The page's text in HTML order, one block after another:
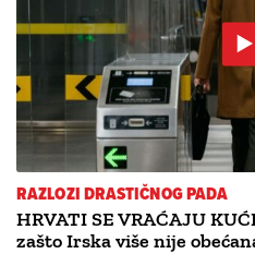
RAZLOZI DRASTIČNOG PADA
HRVATI SE VRAĆAJU
zašto Irska više nije